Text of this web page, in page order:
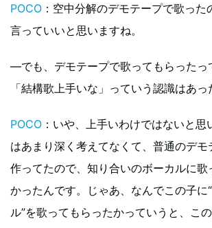
POCO ：空中分解のデモテープで歌った
言っていいと思いますね。
―でも、デモテープで歌ってもらったっ
「結構歌上手いな」っていう認識はあ
POCO ：いや、上手いわけではないと思
はあまり深く考えてなくて、普通のデ
作ってたので、知り合いのボーカルに歌
かったんです。じゃあ、なんでこの子に
ル”を歌ってもらったかっていうと、こ